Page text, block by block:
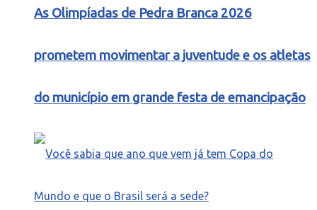
As Olimpíadas de Pedra Branca 2026
prometem movimentar a juventude e os atletas
do município em grande festa de emancipação